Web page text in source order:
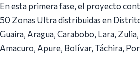
En esta primera fase, el proyecto
50 Zonas Ultra distribuidas en
Guaira, Aragua, Carabobo, Lara,
Amacuro, Apure, Bolívar, Táchira,